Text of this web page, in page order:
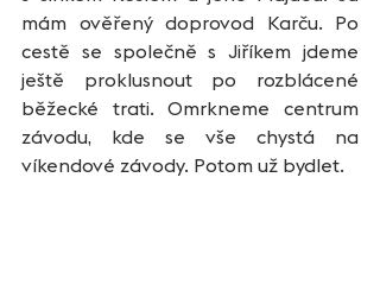
mám ověřený doprovod Karču. Po
cestě se společně s Jiříkem jdeme
ještě proklusnout po rozblácené
běžecké trati. Omrkneme centrum
závodu, kde se vše chystá na
víkendové závody. Potom už bydlet.